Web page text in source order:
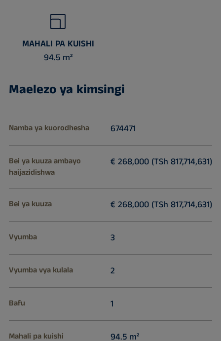
MAHALI PA KUISHI
94.5 m²
Maelezo ya kimsingi
Namba ya kuorodhesha 674471
Bei ya kuuza ambayo
haijazidishwa
€ 268,000 (TSh 817,714,631)
Bei ya kuuza € 268,000 (TSh 817,714,631)
Vyumba 3
Vyumba vya kulala 2
Bafu 1
Mahali pa kuishi 94.5 m²